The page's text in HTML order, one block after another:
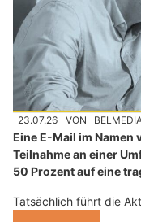
23.07.26 VON
Eine E-Mail im
Teilnahme an einer
50 Prozent auf eine
Tatsächlich führt die